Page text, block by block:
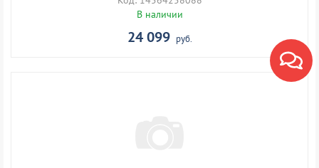
В наличии
24 099 руб.